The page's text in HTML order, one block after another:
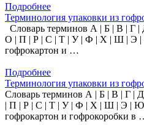
Подробнее
Терминология упаковки из
Словарь терминов А | Б | В |
О | П | Р | С | Т | У | Ф | Х | Ш | Э |
гофрокартон и …
Подробнее
Терминология упаковки из
Словарь терминов А | Б | В | Г
| П | Р | С | Т | У | Ф | Х | Ш | Э | Ю
гофрокартон и гофрокоробки в